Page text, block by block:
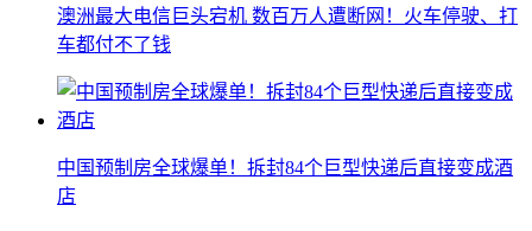
澳洲最大电信巨头宕机 数百万人遭断网！火车停驶、打
车都付不了钱
中国预制房全球爆单！拆封84个巨型快递后直接变成酒
店